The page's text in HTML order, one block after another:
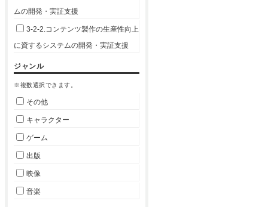
ムの開発・実証支援
3-2-2.コンテンツ製作の生産性向上
に資するシステムの開発・実証支援
ジャンル
※複数選択できます。
その他
キャラクター
ゲーム
出版
映像
音楽